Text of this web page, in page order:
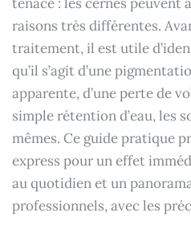
raisons très différentes.
traitement, il est utile
qu’il s’agit d’une
apparente, d’une perte de
simple rétention d’eau, les
mêmes. Ce guide pratique
express pour un effet
au quotidien et un
professionnels, avec les